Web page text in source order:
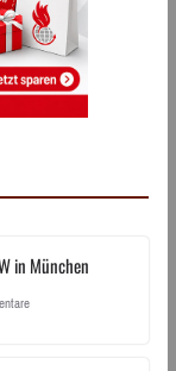
in München